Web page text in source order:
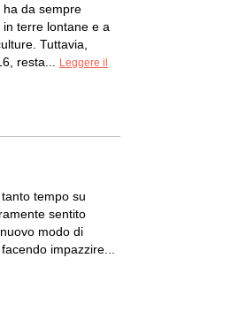
ha da sempre
terre lontane e a
Tuttavia,
resta...
Leggere il
tempo su
sentito
modo di
impazzire...